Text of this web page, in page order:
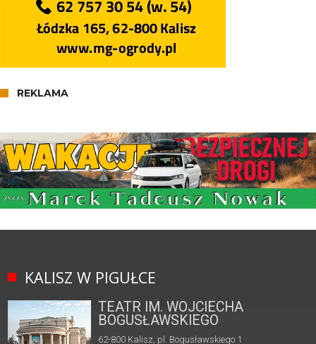
REKLAMA
KALISZ W PIGUŁCE
TEATR IM. WOJCIECHA
BOGUSŁAWSKIEGO
62-800 Kalisz, pl. Bogusławskiego 1